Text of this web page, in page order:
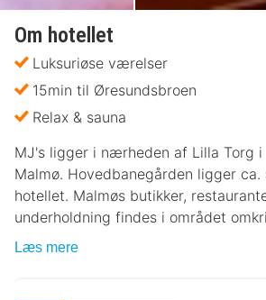
Om hotellet
Luksuriøse værelser
15min til Øresundsbroen
Relax & sauna
MJ's ligger i nærheden af Lilla Torg
Malmø. Hovedbanegården ligger
hotellet. Malmøs butikker,
underholdning findes i området
Læs mere